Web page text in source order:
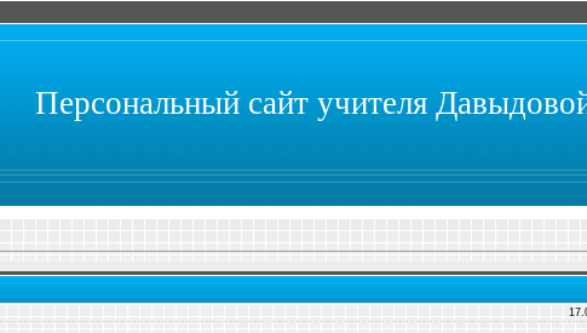
Персональный сайт учителя